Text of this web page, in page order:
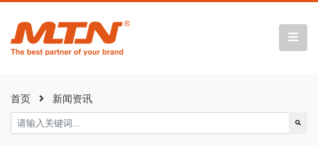
首页 新闻资讯